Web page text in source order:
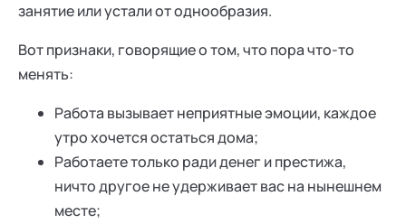
занятие или устали от однообразия.
Вот признаки, говорящие о том, что пора что-то
менять:
Работа вызывает неприятные эмоции, каждое
утро хочется остаться дома;
Работаете только ради денег и престижа,
ничто другое не удерживает вас на нынешнем
месте;